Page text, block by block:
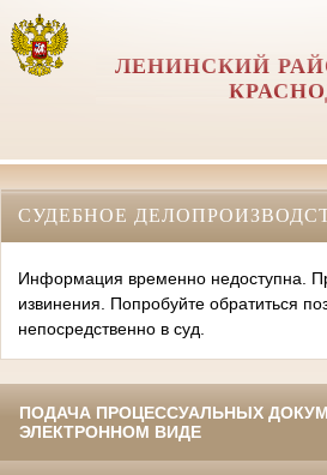
ЛЕНИНСКИЙ
СУДЕБНОЕ
Информация временно недоступна.
извинения. Попробуйте обратиться
непосредственно в суд.
ПОДАЧА ПРОЦЕССУАЛЬНЫХ
ЭЛЕКТРОННОМ ВИДЕ